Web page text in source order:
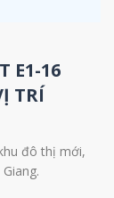
E1-16
TRÍ
đô thị mới,